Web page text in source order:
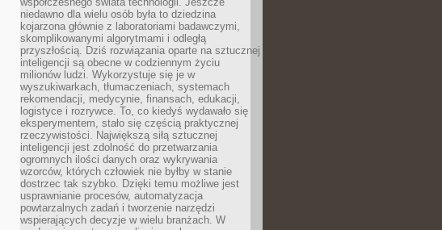
niedawno dla wielu osób była to dziedzina
kojarzona głównie z laboratoriami badawczymi,
skomplikowanymi algorytmami i odległą
przyszłością. Dziś rozwiązania oparte na sztucznej
inteligencji są obecne w codziennym życiu
milionów ludzi. Wykorzystuje się je w
wyszukiwarkach, tłumaczeniach, systemach
rekomendacji, medycynie, finansach, edukacji,
logistyce i rozrywce. To, co kiedyś wydawało się
eksperymentem, stało się częścią praktycznej
rzeczywistości. Największą siłą sztucznej
inteligencji jest zdolność do przetwarzania
ogromnych ilości danych oraz wykrywania
wzorców, których człowiek nie byłby w stanie
dostrzec tak szybko. Dzięki temu możliwe jest
usprawnianie procesów, automatyzacja
powtarzalnych zadań i tworzenie narzędzi
wspierających decyzje w wielu branżach. W